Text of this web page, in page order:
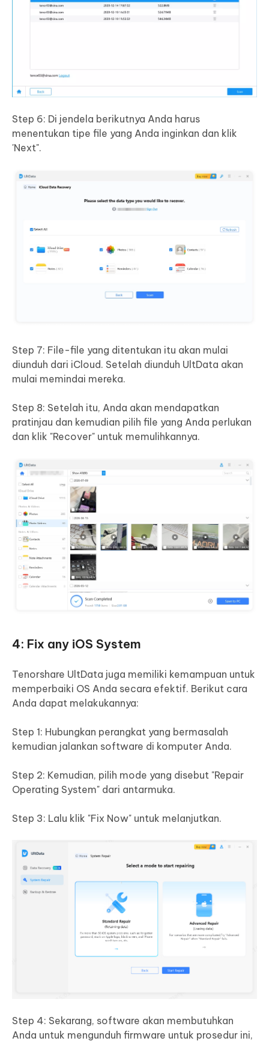
Step 6: Di jendela berikutnya Anda harus
menentukan tipe file yang Anda inginkan dan klik
'Next".
Step 7: File-file yang ditentukan itu akan mulai
diunduh dari iCloud. Setelah diunduh UltData akan
mulai memindai mereka.
Step 8: Setelah itu, Anda akan mendapatkan
pratinjau dan kemudian pilih file yang Anda perlukan
dan klik "Recover" untuk memulihkannya.
4: Fix any iOS System
Tenorshare UltData juga memiliki kemampuan untuk
memperbaiki OS Anda secara efektif. Berikut cara
Anda dapat melakukannya:
Step 1: Hubungkan perangkat yang bermasalah
kemudian jalankan software di komputer Anda.
Step 2: Kemudian, pilih mode yang disebut "Repair
Operating System" dari antarmuka.
Step 3: Lalu klik "Fix Now" untuk melanjutkan.
Step 4: Sekarang, software akan membutuhkan
Anda untuk mengunduh firmware untuk prosedur ini,